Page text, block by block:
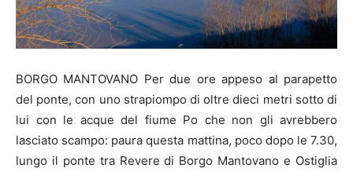
BORGO MANTOVANO Per due ore appeso al parapetto
del ponte, con uno strapiompo di oltre dieci metri sotto di
lui con le acque del fiume Po che non gli avrebbero
lasciato scampo: paura questa mattina, poco dopo le 7.30,
lungo il ponte tra Revere di Borgo Mantovano e Ostiglia